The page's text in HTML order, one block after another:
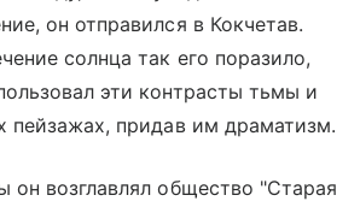
он отправился в Кокчетав.
солнца так его поразило,
эти контрасты тьмы и
пейзажах, придав им драматизм.
он возглавлял общество "Старая